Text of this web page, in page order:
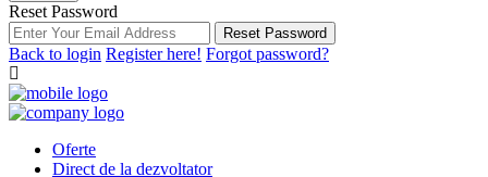
Reset Password
Reset Password
Back to login Register here! Forgot password?
Oferte
Direct de la dezvoltator